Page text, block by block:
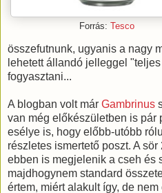
Forrás: Tesco
összefutnunk, ugyanis a nagy
lehetett állandó jelleggel
fogyasztani...
A blogban volt már Gambrinus
van még előkészületben is pár
esélye is, hogy előbb-utóbb
részletes ismertető poszt. A
ebben is megjelenik a cseh és
majdhogynem standard
értem, miért alakult így, de